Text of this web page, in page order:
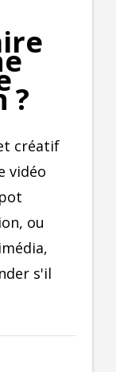
?
créatif
vidéo
ou
s'il